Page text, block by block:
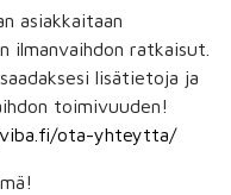
asiakkaitaan
ilmanvaihdon ratkaisut.
lisätietoja ja
toimivuuden!
ota-yhteytta/